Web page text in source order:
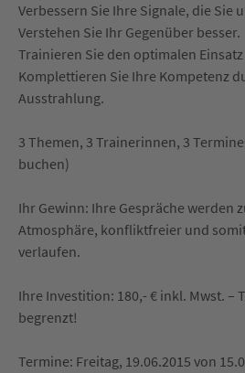
Verbessern Sie Ihre Signale, die Sie
Verstehen Sie Ihr Gegenüber besser.
Trainieren Sie den optimalen
Komplettieren Sie Ihre Kompetenz
Ausstrahlung.
3 Themen, 3 Trainerinnen, 3
buchen)
Ihr Gewinn: Ihre Gespräche werden
Atmosphäre, konfliktfreier und
verlaufen.
Ihre Investition: 180,- € inkl. Mwst. –
begrenzt!
Termine: Freitag, 19.06.2015 von